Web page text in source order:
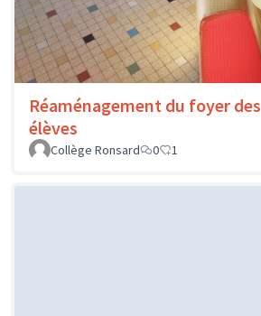
Réaménagement du foyer des
élèves
Collège Ronsard
0 1